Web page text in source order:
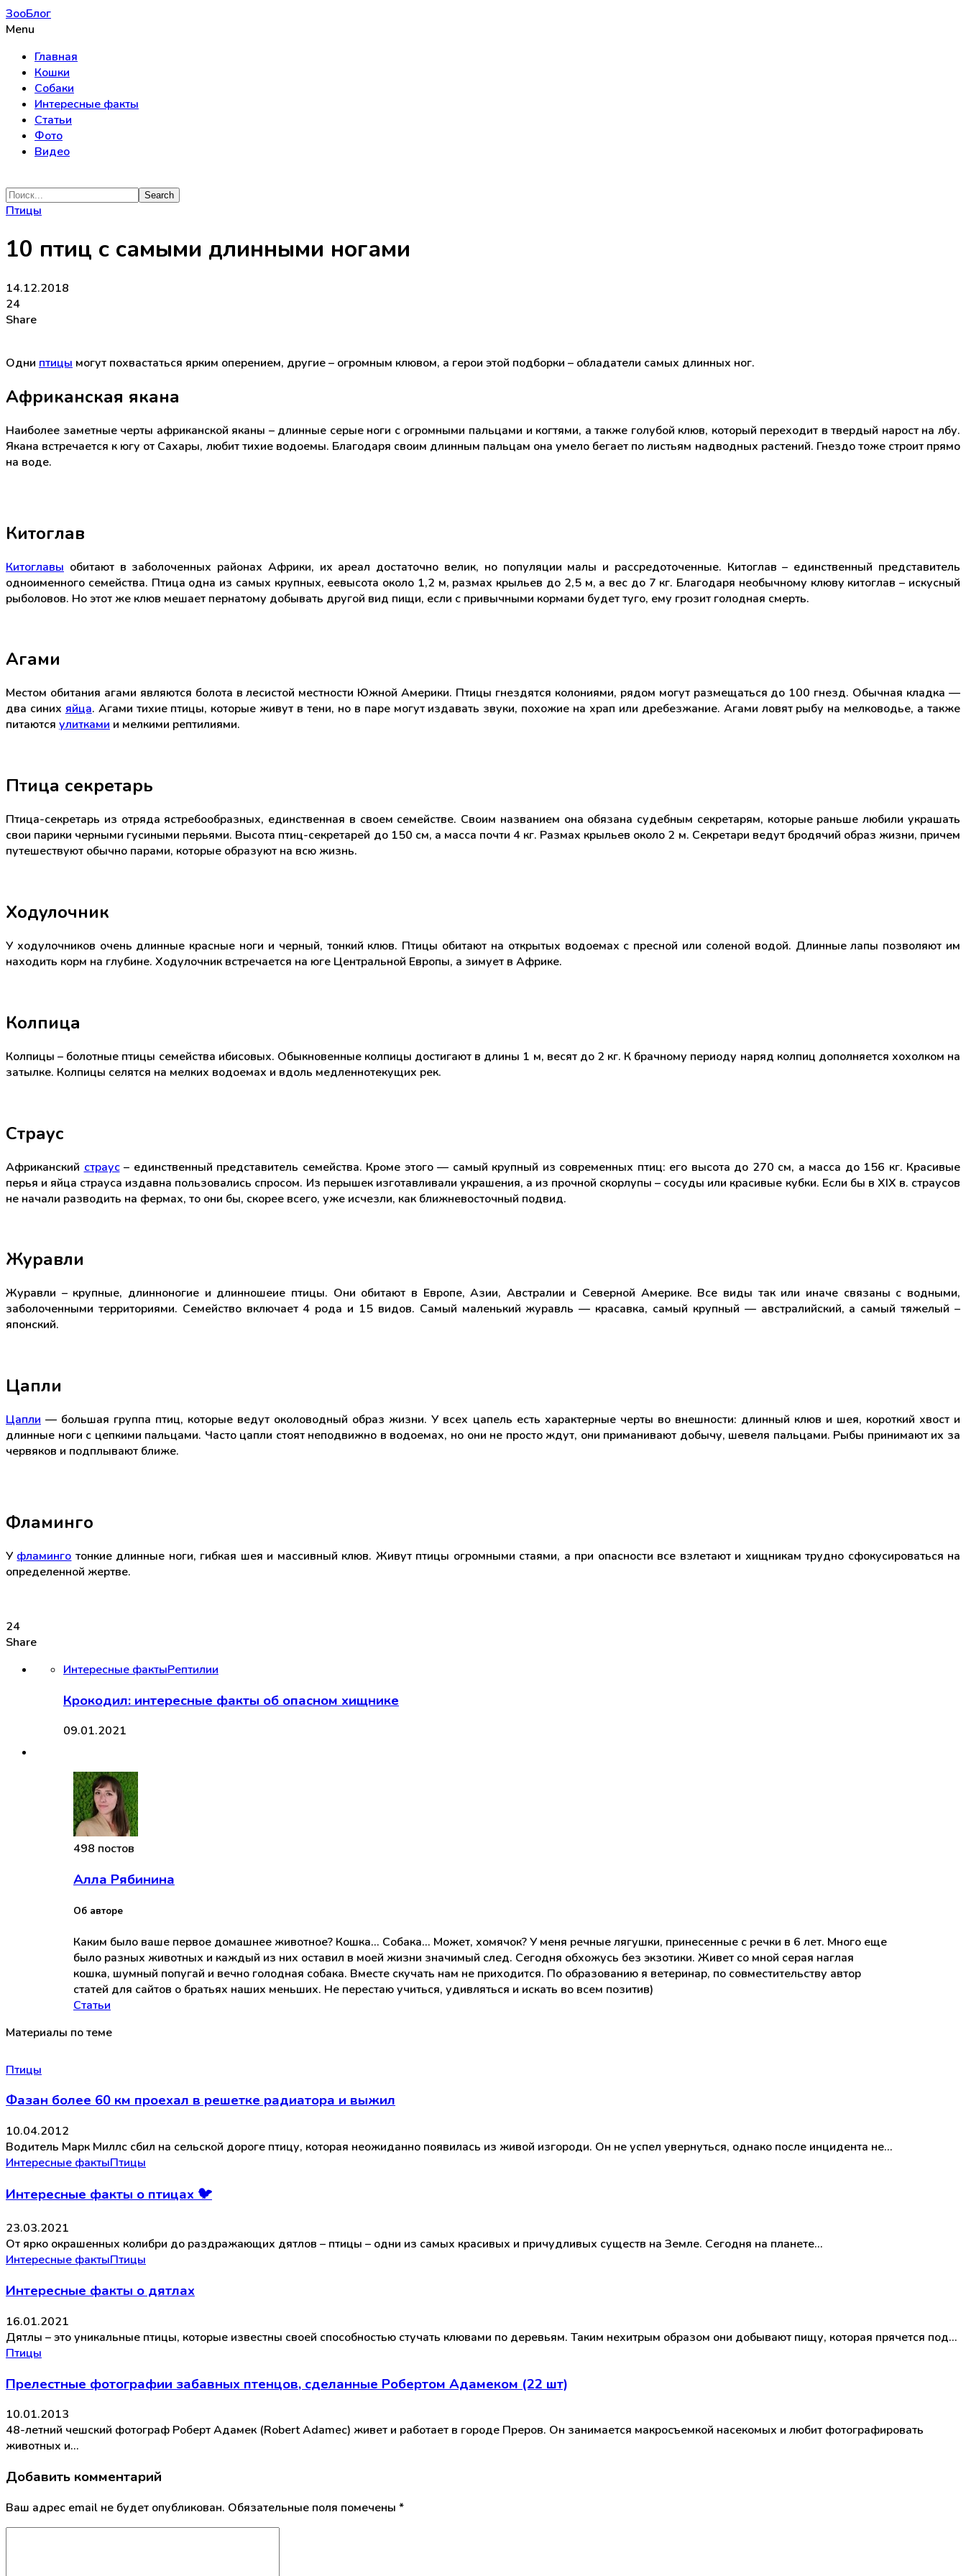
ЗооБлог
Menu
Главная
Кошки
Собаки
Интересные факты
Статьи
Фото
Видео
Птицы
10 птиц с самыми длинными ногами
14.12.2018
24
Share
Одни птицы могут похвастаться ярким оперением, другие – огромным клювом, а герои этой подборки – обладатели самых длинных ног.
Африканская якана
Наиболее заметные черты африканской яканы – длинные серые ноги с огромными пальцами и когтями, а также голубой клюв, который переходит в твердый нарост на лбу.
Якана встречается к югу от Сахары, любит тихие водоемы. Благодаря своим длинным пальцам она умело бегает по листьям надводных растений. Гнездо тоже строит прямо
на воде.
Китоглав
Китоглавы обитают в заболоченных районах Африки, их ареал достаточно велик, но популяции малы и рассредоточенные. Китоглав – единственный представитель
одноименного семейства. Птица одна из самых крупных, еевысота около 1,2 м, размах крыльев до 2,5 м, а вес до 7 кг. Благодаря необычному клюву китоглав – искусный
рыболовов. Но этот же клюв мешает пернатому добывать другой вид пищи, если с привычными кормами будет туго, ему грозит голодная смерть.
Агами
Местом обитания агами являются болота в лесистой местности Южной Америки. Птицы гнездятся колониями, рядом могут размещаться до 100 гнезд. Обычная кладка —
два синих яйца. Агами тихие птицы, которые живут в тени, но в паре могут издавать звуки, похожие на храп или дребезжание. Агами ловят рыбу на мелководье, а также
питаются улитками и мелкими рептилиями.
Птица секретарь
Птица-секретарь из отряда ястребообразных, единственная в своем семействе. Своим названием она обязана судебным секретарям, которые раньше любили украшать
свои парики черными гусиными перьями. Высота птиц-секретарей до 150 см, а масса почти 4 кг. Размах крыльев около 2 м. Секретари ведут бродячий образ жизни, причем
путешествуют обычно парами, которые образуют на всю жизнь.
Ходулочник
У ходулочников очень длинные красные ноги и черный, тонкий клюв. Птицы обитают на открытых водоемах с пресной или соленой водой. Длинные лапы позволяют им
находить корм на глубине. Ходулочник встречается на юге Центральной Европы, а зимует в Африке.
Колпица
Колпицы – болотные птицы семейства ибисовых. Обыкновенные колпицы достигают в длины 1 м, весят до 2 кг. К брачному периоду наряд колпиц дополняется хохолком на
затылке. Колпицы селятся на мелких водоемах и вдоль медленнотекущих рек.
Страус
Африканский страус– единственный представитель семейства. Кроме этого — самый крупный из современных птиц: его высота до 270 см, а масса до 156 кг. Красивые
перья и яйца страуса издавна пользовались спросом. Из перышек изготавливали украшения, а из прочной скорлупы – сосуды или красивые кубки. Если бы в XIX в. страусов
не начали разводить на фермах, то они бы, скорее всего, уже исчезли, как ближневосточный подвид.
Журавли
Журавли – крупные, длинноногие и длинношеие птицы. Они обитают в Европе, Азии, Австралии и Северной Америке. Все виды так или иначе связаны с водными,
заболоченными территориями. Семейство включает 4 рода и 15 видов. Самый маленький журавль — красавка, самый крупный — австралийский, а самый тяжелый –
японский.
Цапли
Цапли — большая группа птиц, которые ведут околоводный образ жизни. У всех цапель есть характерные черты во внешности: длинный клюв и шея, короткий хвост и
длинные ноги с цепкими пальцами. Часто цапли стоят неподвижно в водоемах, но они не просто ждут, они приманивают добычу, шевеля пальцами. Рыбы принимают их за
червяков и подплывают ближе.
Фламинго
У фламинго тонкие длинные ноги, гибкая шея и массивный клюв. Живут птицы огромными стаями, а при опасности все взлетают и хищникам трудно сфокусироваться на
определенной жертве.
24
Share
Интересные фактыРептилии
Крокодил: интересные факты об опасном хищнике
09.01.2021
498 постов
Алла Рябинина
Об авторе
Каким было ваше первое домашнее животное? Кошка... Собака... Может, хомячок? У меня речные лягушки, принесенные с речки в 6 лет. Много еще
было разных животных и каждый из них оставил в моей жизни значимый след. Сегодня обхожусь без экзотики. Живет со мной серая наглая
кошка, шумный попугай и вечно голодная собака. Вместе скучать нам не приходится. По образованию я ветеринар, по совместительству автор
статей для сайтов о братьях наших меньших. Не перестаю учиться, удивляться и искать во всем позитив)
Статьи
Материалы по теме
Птицы
Фазан более 60 км проехал в решетке радиатора и выжил
10.04.2012
Водитель Марк Миллс сбил на сельской дороге птицу, которая неожиданно появилась из живой изгороди. Он не успел увернуться, однако после инцидента не…
Интересные фактыПтицы
Интересные факты о птицах 🐦
23.03.2021
От ярко окрашенных колибри до раздражающих дятлов – птицы – одни из самых красивых и причудливых существ на Земле. Сегодня на планете…
Интересные фактыПтицы
Интересные факты о дятлах
16.01.2021
Дятлы – это уникальные птицы, которые известны своей способностью стучать клювами по деревьям. Таким нехитрым образом они добывают пищу, которая прячется под…
Птицы
Прелестные фотографии забавных птенцов, сделанные Робертом Адамеком (22 шт)
10.01.2013
48-летний чешский фотограф Роберт Адамек (Robert Adamec) живет и работает в городе Преров. Он занимается макросъемкой насекомых и любит фотографировать
животных и…
Добавить комментарий
Ваш адрес email не будет опубликован. Обязательные поля помечены *